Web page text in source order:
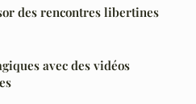
des rencontres libertines
avec des vidéos